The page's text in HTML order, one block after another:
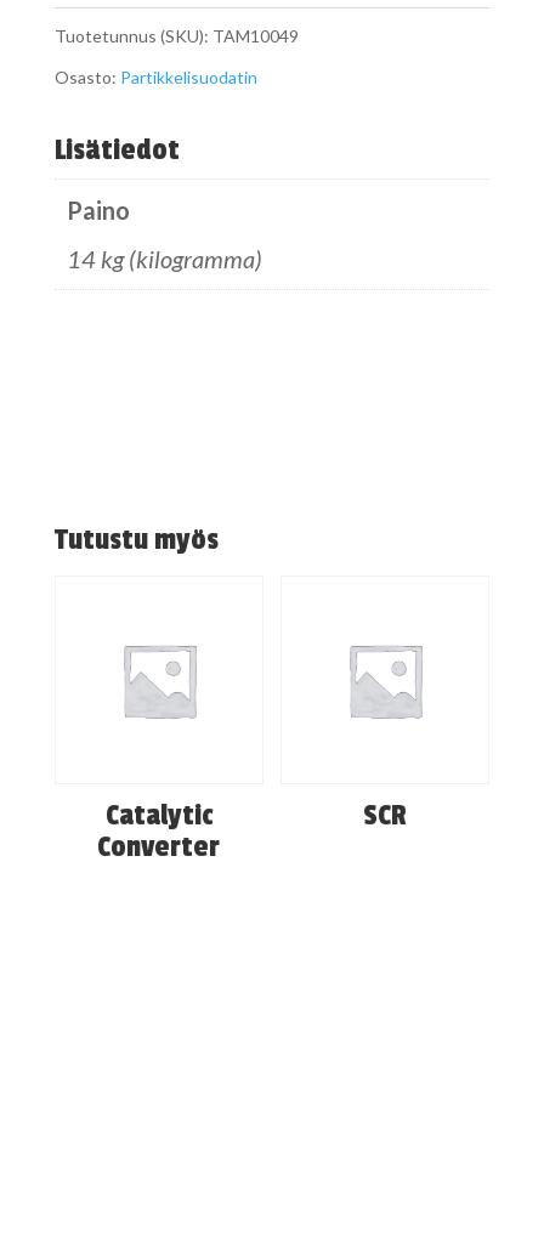
määrä
Tuotetunnus (SKU): TAM10049
Osasto: Partikkelisuodatin
Lisätiedot
Paino
14 kg (kilogramma)
Tutustu myös
Catalytic
Converter
SCR